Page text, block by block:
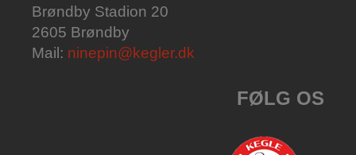
Brøndby Stadion 20
2605 Brøndby
Mail: ninepin@kegler.dk
FØLG OS